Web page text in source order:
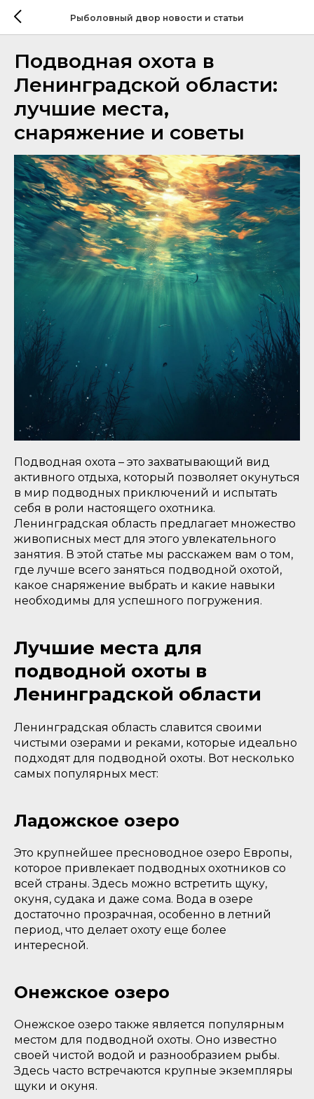
Рыболовный двор новости и статьи
Подводная охота в
Ленинградской области:
лучшие места,
снаряжение и советы
Подводная охота – это захватывающий вид
активного отдыха, который позволяет окунуться
в мир подводных приключений и испытать
себя в роли настоящего охотника.
Ленинградская область предлагает множество
живописных мест для этого увлекательного
занятия. В этой статье мы расскажем вам о том,
где лучше всего заняться подводной охотой,
какое снаряжение выбрать и какие навыки
необходимы для успешного погружения.
Лучшие места для
подводной охоты в
Ленинградской области
Ленинградская область славится своими
чистыми озерами и реками, которые идеально
подходят для подводной охоты. Вот несколько
самых популярных мест:
Ладожское озеро
Это крупнейшее пресноводное озеро Европы,
которое привлекает подводных охотников со
всей страны. Здесь можно встретить щуку,
окуня, судака и даже сома. Вода в озере
достаточно прозрачная, особенно в летний
период, что делает охоту еще более
интересной.
Онежское озеро
Онежское озеро также является популярным
местом для подводной охоты. Оно известно
своей чистой водой и разнообразием рыбы.
Здесь часто встречаются крупные экземпляры
щуки и окуня.